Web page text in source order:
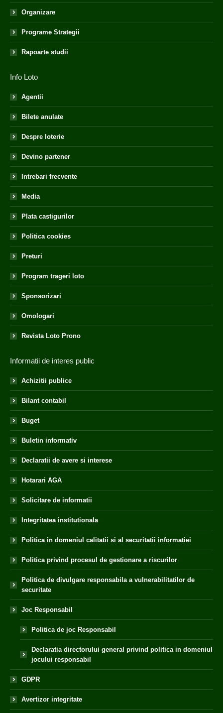
Organizare
Programe Strategii
Rapoarte studii
Info Loto
Agentii
Bilete anulate
Despre loterie
Devino partener
Intrebari frecvente
Media
Plata castigurilor
Politica cookies
Preturi
Program trageri loto
Sponsorizari
Omologari
Revista Loto Prono
Informatii de interes public
Achizitii publice
Bilant contabil
Buget
Buletin informativ
Declaratii de avere si interese
Hotarari AGA
Solicitare de informatii
Integritatea institutionala
Politica in domeniul calitatii si al securitatii informatiei
Politica privind procesul de gestionare a riscurilor
Politica de divulgare responsabila a vulnerabilitatilor de
securitate
Joc Responsabil
Politica de joc Responsabil
Declaratia directorului general privind politica in domeniul
jocului responsabil
GDPR
Avertizor integritate